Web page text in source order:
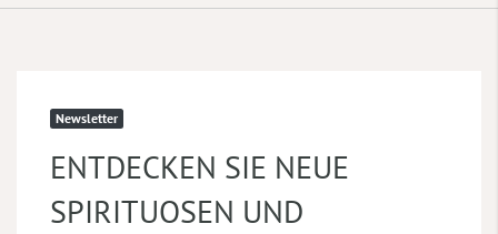
Newsletter
ENTDECKEN SIE NEUE
SPIRITUOSEN UND